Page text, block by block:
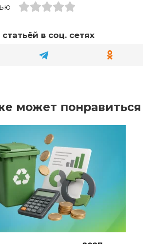
в соц. сетях
может понравиться